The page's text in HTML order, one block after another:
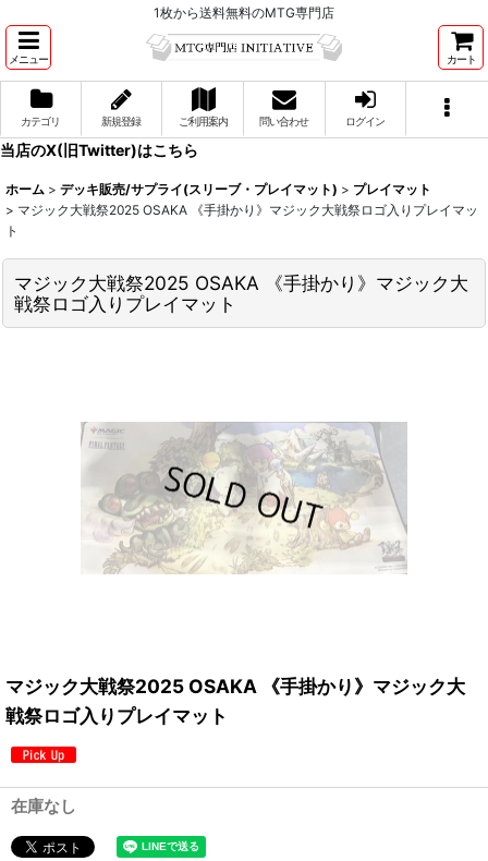
1枚から送料無料のMTG専門店
メニュー カート
カテゴリ 新規登録 ご利用案内 問い合わせ ログイン
当店のX(旧Twitter)はこちら
ホーム > デッキ販売/サプライ(スリーブ・プレイマット) > プレイマット
> マジック大戦祭2025 OSAKA 《手掛かり》マジック大戦祭ロゴ入りプレイマッ
ト
マジック大戦祭2025 OSAKA 《手掛かり》マジック大
戦祭ロゴ入りプレイマット
マジック大戦祭2025 OSAKA 《手掛かり》マジック大
戦祭ロゴ入りプレイマット
在庫なし